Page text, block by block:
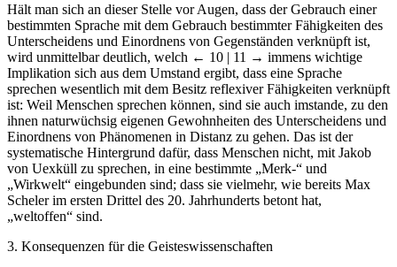
Hält man sich an dieser Stelle vor Augen, dass der Gebrauch einer
bestimmten Sprache mit dem Gebrauch bestimmter Fähigkeiten des
Unterscheidens und Einordnens von Gegenständen verknüpft ist,
wird unmittelbar deutlich, welch ← 10 | 11 → immens wichtige
Implikation sich aus dem Umstand ergibt, dass eine Sprache
sprechen wesentlich mit dem Besitz reflexiver Fähigkeiten verknüpft
ist: Weil Menschen sprechen können, sind sie auch imstande, zu den
ihnen naturwüchsig eigenen Gewohnheiten des Unterscheidens und
Einordnens von Phänomenen in Distanz zu gehen. Das ist der
systematische Hintergrund dafür, dass Menschen nicht, mit Jakob
von Uexküll zu sprechen, in eine bestimmte „Merk-“ und
„Wirkwelt“ eingebunden sind; dass sie vielmehr, wie bereits Max
Scheler im ersten Drittel des 20. Jahrhunderts betont hat,
„weltoffen“ sind.
3. Konsequenzen für die Geisteswissenschaften